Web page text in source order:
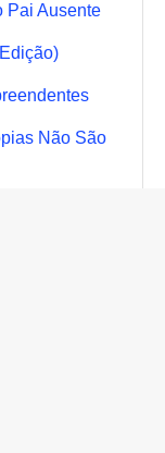
Pai Ausente
Não São